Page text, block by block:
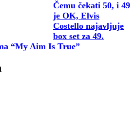
Čemu čekati 50, i 49
je OK, Elvis
Costello najavljuje
box set za 49.
“My Aim Is True”